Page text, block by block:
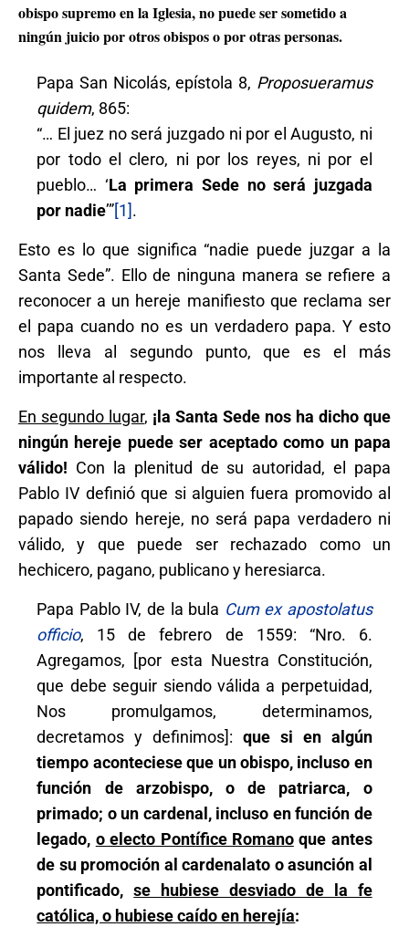
obispo supremo en la Iglesia, no puede ser sometido a
ningún juicio por otros obispos o por otras personas.
Papa San Nicolás, epístola 8, Proposueramus
quidem, 865:
“… El juez no será juzgado ni por el Augusto, ni
por todo el clero, ni por los reyes, ni por el
pueblo… ‘La primera Sede no será juzgada
por nadie’”[1].
Esto es lo que significa “nadie puede juzgar a la
Santa Sede”. Ello de ninguna manera se refiere a
reconocer a un hereje manifiesto que reclama ser
el papa cuando no es un verdadero papa. Y esto
nos lleva al segundo punto, que es el más
importante al respecto.
En segundo lugar, ¡la Santa Sede nos ha dicho que
ningún hereje puede ser aceptado como un papa
válido! Con la plenitud de su autoridad, el papa
Pablo IV definió que si alguien fuera promovido al
papado siendo hereje, no será papa verdadero ni
válido, y que puede ser rechazado como un
hechicero, pagano, publicano y heresiarca.
Papa Pablo IV, de la bula Cum ex apostolatus
officio, 15 de febrero de 1559: “Nro. 6.
Agregamos, [por esta Nuestra Constitución,
que debe seguir siendo válida a perpetuidad,
Nos promulgamos, determinamos,
decretamos y definimos]: que si en algún
tiempo aconteciese que un obispo, incluso en
función de arzobispo, o de patriarca, o
primado; o un cardenal, incluso en función de
legado, o electo Pontífice Romanoque antes
de su promoción al cardenalato o asunción al
pontificado,se hubiese desviado de la fe
católica, o hubiese caído en herejía: